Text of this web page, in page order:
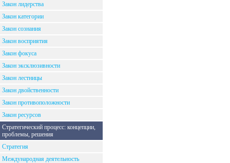
Закон лидерства
Закон категории
Закон сознания
Закон восприятия
Закон фокуса
Закон эксклюзивности
Закон лестницы
Закон двойственности
Закон противоположности
Закон ресурсов
Стратегический процесс: концепции,
проблемы, решения
Стратегия
Международная деятельность